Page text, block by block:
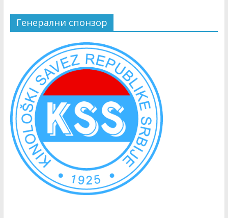
Генерални спонзор